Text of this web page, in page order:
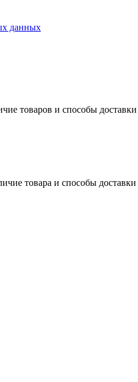
данных
товаров и способы доставки
товара и способы доставки